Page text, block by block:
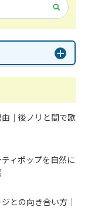
由｜後ノリと間で歌
ィポップを自然に
との向き合い方｜